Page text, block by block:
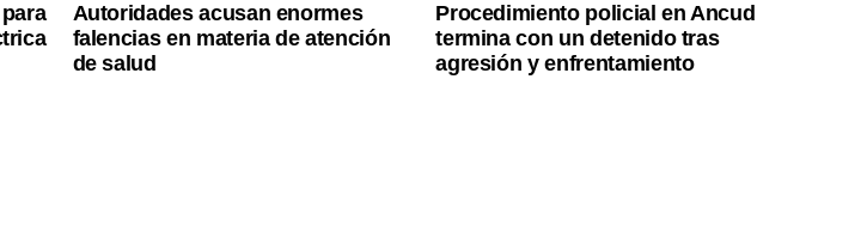
Autoridades acusan enormes
falencias en materia de atención
de salud
Procedimiento policial en Ancud
termina con un detenido tras
agresión y enfrentamiento